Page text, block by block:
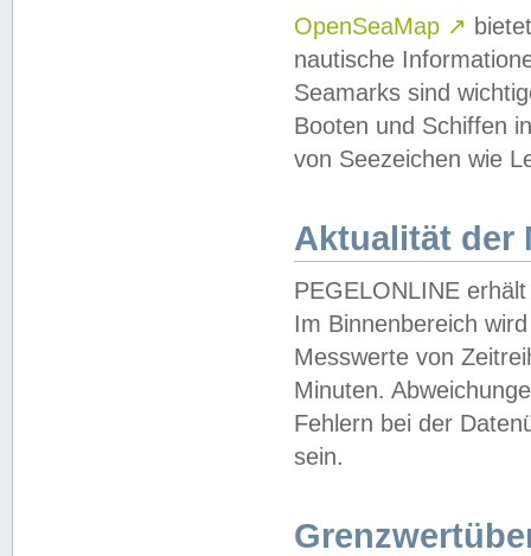
OpenSeaMap ↗
nautische
Seamarks sind
Booten und Schiffen
von Seezeichen wie
Aktualität der
PEGELONLINE
Im Binnenbereich
Messwerte von
Minuten.
Fehlern bei der
sein.